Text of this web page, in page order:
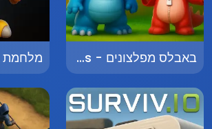
באבלס מפלצונים - Bubbles Monsters